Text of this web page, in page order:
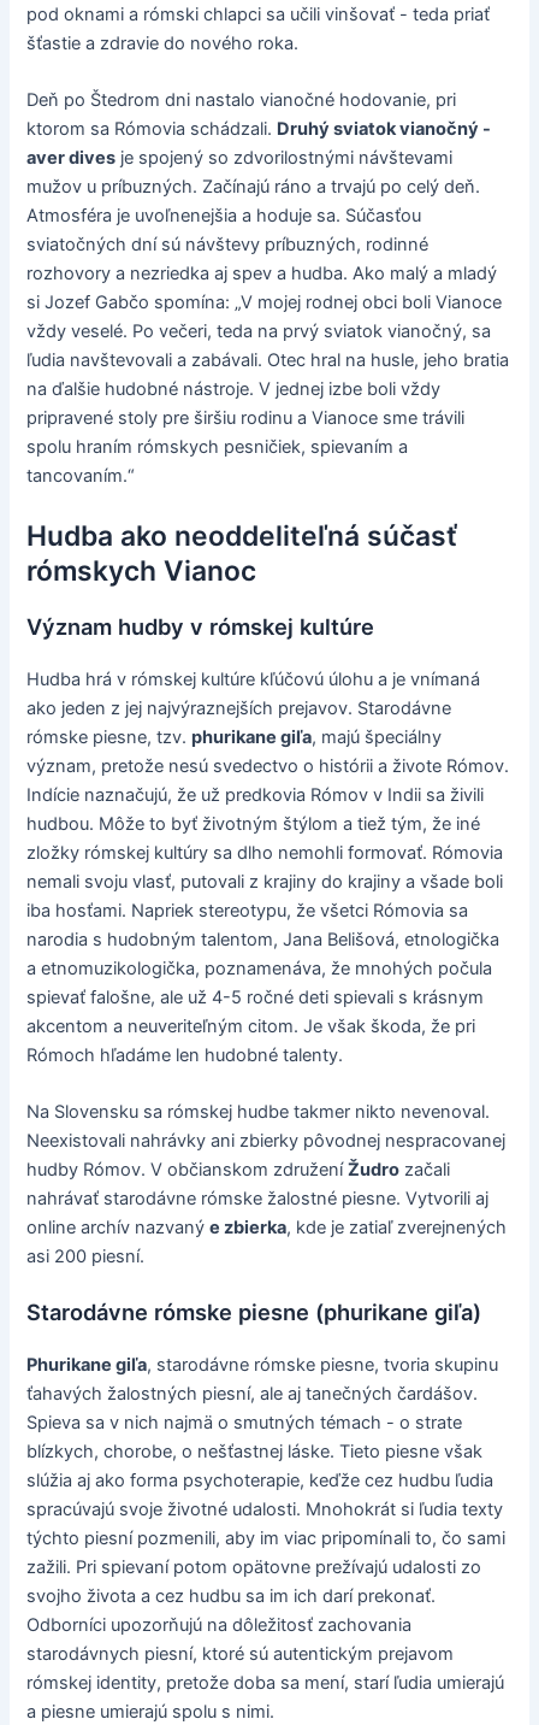
pod oknami a rómski chlapci sa učili vinšovať - teda priať
šťastie a zdravie do nového roka.
Deň po Štedrom dni nastalo vianočné hodovanie, pri
ktorom sa Rómovia schádzali. Druhý sviatok vianočný -
aver dives je spojený so zdvorilostnými návštevami
mužov u príbuzných. Začínajú ráno a trvajú po celý deň.
Atmosféra je uvoľnenejšia a hoduje sa. Súčasťou
sviatočných dní sú návštevy príbuzných, rodinné
rozhovory a nezriedka aj spev a hudba. Ako malý a mladý
si Jozef Gabčo spomína: „V mojej rodnej obci boli Vianoce
vždy veselé. Po večeri, teda na prvý sviatok vianočný, sa
ľudia navštevovali a zabávali. Otec hral na husle, jeho bratia
na ďalšie hudobné nástroje. V jednej izbe boli vždy
pripravené stoly pre širšiu rodinu a Vianoce sme trávili
spolu hraním rómskych pesničiek, spievaním a
tancovaním.“
Hudba ako neoddeliteľná súčasť
rómskych Vianoc
Význam hudby v rómskej kultúre
Hudba hrá v rómskej kultúre kľúčovú úlohu a je vnímaná
ako jeden z jej najvýraznejších prejavov. Starodávne
rómske piesne, tzv.phurikane giľa, majú špeciálny
význam, pretože nesú svedectvo o histórii a živote Rómov.
Indície naznačujú, že už predkovia Rómov v Indii sa živili
hudbou. Môže to byť životným štýlom a tiež tým, že iné
zložky rómskej kultúry sa dlho nemohli formovať. Rómovia
nemali svoju vlasť, putovali z krajiny do krajiny a všade boli
iba hosťami. Napriek stereotypu, že všetci Rómovia sa
narodia s hudobným talentom, Jana Belišová, etnologička
a etnomuzikologička, poznamenáva, že mnohých počula
spievať falošne, ale už 4-5 ročné deti spievali s krásnym
akcentom a neuveriteľným citom. Je však škoda, že pri
Rómoch hľadáme len hudobné talenty.
Na Slovensku sa rómskej hudbe takmer nikto nevenoval.
Neexistovali nahrávky ani zbierky pôvodnej nespracovanej
hudby Rómov. V občianskom združeníŽudro začali
nahrávať starodávne rómske žalostné piesne. Vytvorili aj
online archív nazvanýe zbierka, kde je zatiaľ zverejnených
asi 200 piesní.
Starodávne rómske piesne (phurikane giľa)
Phurikane giľa, starodávne rómske piesne, tvoria skupinu
ťahavých žalostných piesní, ale aj tanečných čardášov.
Spieva sa v nich najmä o smutných témach - o strate
blízkych, chorobe, o nešťastnej láske. Tieto piesne však
slúžia aj ako forma psychoterapie, keďže cez hudbu ľudia
spracúvajú svoje životné udalosti. Mnohokrát si ľudia texty
týchto piesní pozmenili, aby im viac pripomínali to, čo sami
zažili. Pri spievaní potom opätovne prežívajú udalosti zo
svojho života a cez hudbu sa im ich darí prekonať.
Odborníci upozorňujú na dôležitosť zachovania
starodávnych piesní, ktoré sú autentickým prejavom
rómskej identity, pretože doba sa mení, starí ľudia umierajú
a piesne umierajú spolu s nimi.